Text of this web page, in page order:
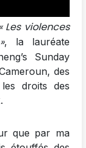
« Les violences
, la lauréate
Sunday
des
droits des
que par ma